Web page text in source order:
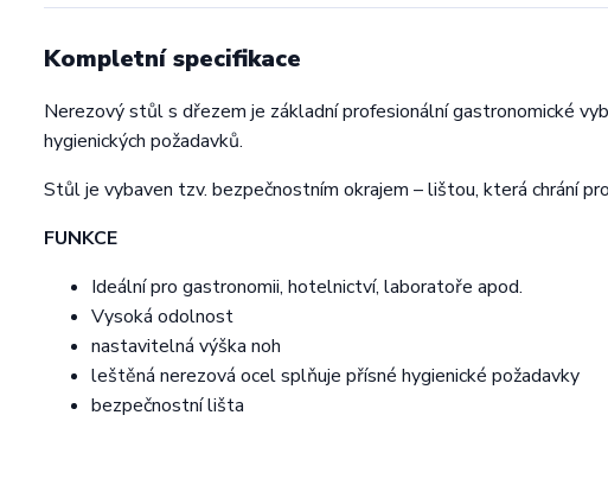
Kompletní specifikace
Nerezový stůl s dřezem je základní profesionální gastronomické
hygienických požadavků.
Stůl je vybaven tzv. bezpečnostním okrajem – lištou, která chrání
FUNKCE
Ideální pro gastronomii, hotelnictví, laboratoře apod.
Vysoká odolnost
nastavitelná výška noh
leštěná nerezová ocel splňuje přísné hygienické požadavky
bezpečnostní lišta